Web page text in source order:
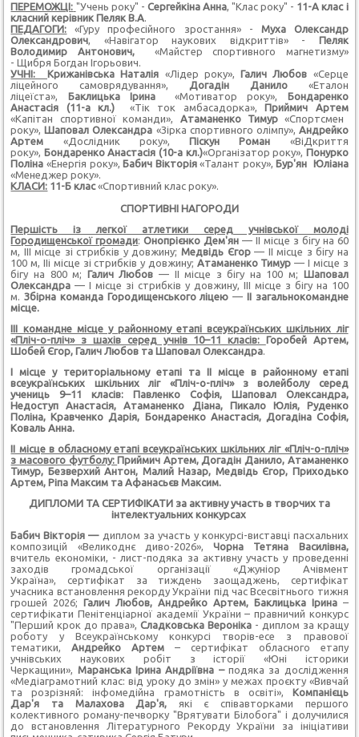
ПЕРЕМОЖЦІ: "Учень року" - Сергейкіна Анна, "Клас року" - 11-А клас і
класний керівник Пеляк В.А.
ПЕДАГОГИ:
«Гуру професійного зростання» - Муха Олександр
Олександрович, «Навігатор наукових відкриттів» -
Пеляк
Володимир Антонович, «Майстер спортивного магнетизму»
- Щибря Богдан Ігорьович.
УЧНІ: Крижанівська Наталія «Лідер року», Галич Любов «Серце
ліцейного самоврядування», Догадін Данило«Еталон
ліцеїста», Баклицька Ірина«Мотиватор року»,
Бондаренко
Анастасія (11-а кл.) «Тік ток амбасадорка», Приймич Артем
«Капітан спортивної команди», Атаманенко Тимур«Спортсмен
року», Шаповал Олександра «Зірка спортивного олімпу», Андрейко
Артем «Дослідник року», Піскун Роман «ВіДкриття
року», Бондаренко Анастасія (10-а кл.)«Організатор року», Понурко
Поліна«Енергія року», Бабич Вікторія«Талант року», Бур'ян Юліана
«Менеджер року».
КЛАСИ: 11-Б клас«Спортивний клас року».
СПОРТИВНІ НАГОРОДИ
Першість із легкої атлетики серед учнівської молоді
Городищенської громади:Онопрієнко Дем'ян — ІІ місце з бігу на 60
м, ІІІ місце зі стрибків у довжину; Медвідь Єгор— ІІ місце з бігу на
100 м, ІІі місце зі стрибків у довжину; Атаманенко Тимур — І місце з
бігу на 800 м; Галич Любов — ІІ місце з бігу на 100 м;
Шаповал
Олександра — І місце зі стрибків у довжину, ІІІ місце з бігу на 100
м.Збірна команда Городищенського ліцею — ІІ загальнокомандне
місце.
ІІІ командне місце у районному етапі всеукраїнських шкільних ліг
«Пліч-о-пліч» з шахів серед учнів 10–11 класів: Горобей Артем,
Шобей Єгор, Галич Любов та Шаповал Олександра.
І місце у територіальному етапі та ІІ місце в районному етапі
всеукраїнських шкільних ліг «Пліч-о-пліч» з волейболу серед
учениць 9–11 класів: Павленко Софія, Шаповал Олександра,
Недоступ Анастасія, Атаманенко Діана, Пикало Юлія, Руденко
Поліна, Кравченко Дарія, Бондаренко Анастасія, Догадіна Софія,
Коваль Анна.
ІІ місце в обласному етапі всеукраїнських шкільних ліг «Пліч-о-пліч»
з масового футболу: Приймич Артем, Догадін Данило, Атаманенко
Тимур, Безверхий Антон, Малий Назар, Медвідь Єгор, Приходько
Артем, Ріпа Максим та Афанасьєв Максим.
ДИПЛОМИ ТА СЕРТИФІКАТИ за активну участь в творчих та
інтелектуальних конкурсах
Бабич Вікторія — диплом за участь у конкурсі-виставці пасхальних
композицій «Великоднє диво-2026»,Чорна Тетяна Василівна,
вчитель економіки, - лист-подяка за активну участь у проведенні
заходів громадської організації «Джуніор Ачівмент
Україна», сертифікат за тиждень заощаджень, сертифікат
учасника встановлення рекорду України під час Всесвітнього тижня
грошей 2026; Галич Любов, Андрейко Артем, Баклицька Ірина–
сертифікати Пенітенціарної академії України – правничий конкурс
"Перший крок до права»,Сладковська Вероніка - диплом за кращу
роботу у Всеукраїнському конкурсі творів-есе з правової
тематики,Андрейко Артем – сертифікат обласного етапу
учнівських наукових робіт з історії «Юні історики
Черкащини», Маранська Ірина Андріївна –подяка за дослідження
«Медіаграмотний клас: від уроку до змін» у межах проєкту «Вивчай
та розрізняй: інфомедійна грамотність в освіті»,
Компанієць
Дар'я та Малахова Дар'я, які є співавторками першого
колективного роману-печворку "Врятувати Білобога" і долучилися
до встановлення Літературного Рекорду України за ініціативи